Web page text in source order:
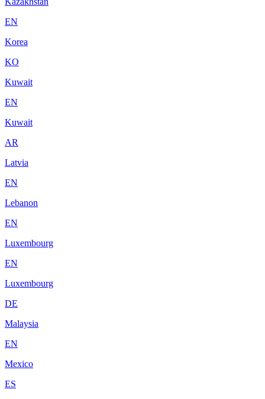
EN
Korea
KO
Kuwait
EN
Kuwait
AR
Latvia
EN
Lebanon
EN
Luxembourg
EN
Luxembourg
DE
Malaysia
EN
Mexico
ES